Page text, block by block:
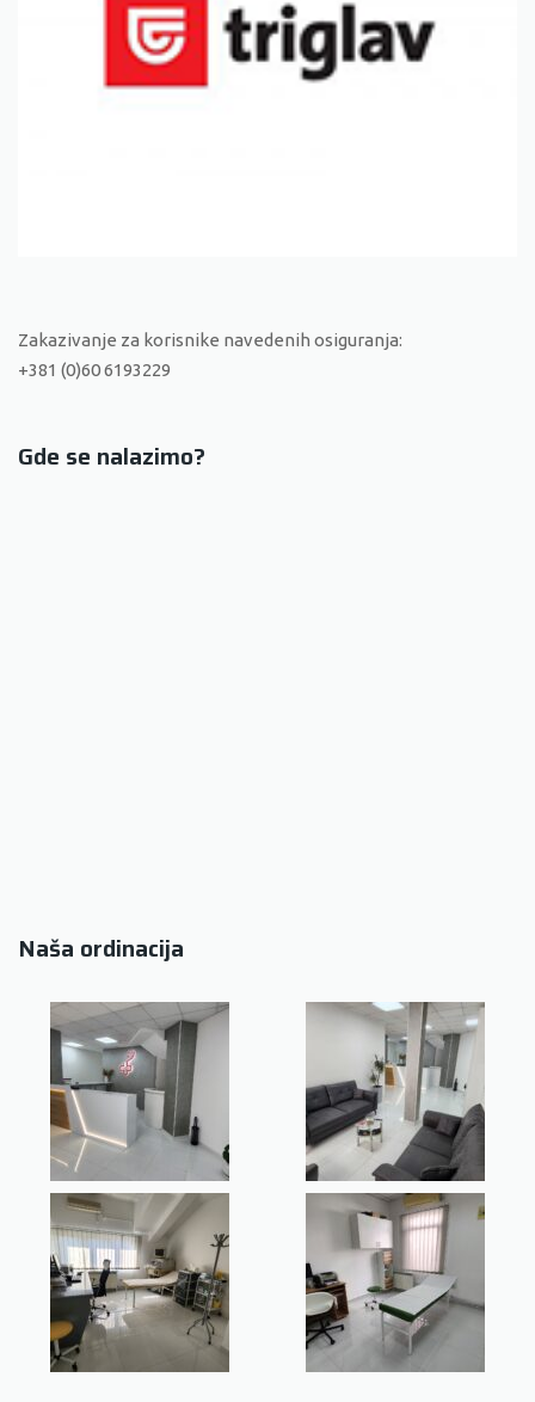
Zakazivanje za korisnike navedenih osiguranja:
+381 (0)60 6193229
Gde se nalazimo?
Naša ordinacija